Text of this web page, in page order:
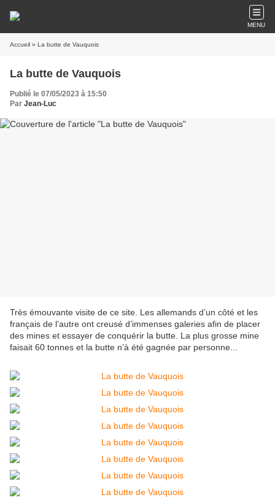
MENU
Accueil » La butte de Vauquois
La butte de Vauquois
Publié le 07/05/2023 à 15:50
Par Jean-Luc
Très émouvante visite de ce site. Les allemands d’un côté et les
français de l’autre ont creusé d’immenses galeries afin de placer
des mines et essayer de conquérir la butte. La plus grosse mine
faisait 60 tonnes et la butte n’à été gagnée par personne...